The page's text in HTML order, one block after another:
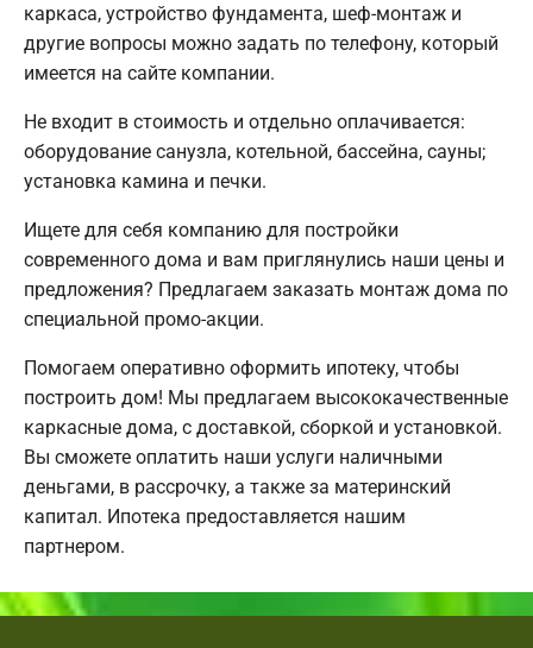
каркаса, устройство фундамента, шеф-монтаж и
другие вопросы можно задать по телефону, который
имеется на сайте компании.
Не входит в стоимость и отдельно оплачивается:
оборудование санузла, котельной, бассейна, сауны;
установка камина и печки.
Ищете для себя компанию для постройки
современного дома и вам приглянулись наши цены и
предложения? Предлагаем заказать монтаж дома по
специальной промо-акции.
Помогаем оперативно оформить ипотеку, чтобы
построить дом! Мы предлагаем высококачественные
каркасные дома, с доставкой, сборкой и установкой.
Вы сможете оплатить наши услуги наличными
деньгами, в рассрочку, а также за материнский
капитал. Ипотека предоставляется нашим
партнером.